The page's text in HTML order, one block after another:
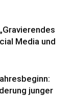
Media und
junger